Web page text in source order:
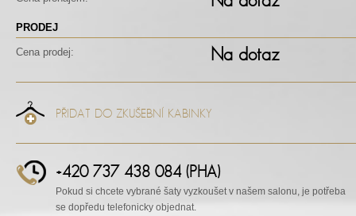
PRODEJ
Cena prodej: Na dotaz
PŘIDAT DO ZKUŠEBNÍ KABINKY
+420 737 438 084 (PHA)
Pokud si chcete vybrané šaty vyzkoušet v našem salonu, je potřeba
se dopředu telefonicky objednat.